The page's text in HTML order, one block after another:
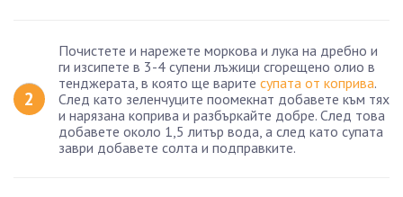
Почистете и нарежете моркова и лука на дребно и
ги изсипете в 3-4 супени лъжици сгорещено олио в
тенджерата, в която ще варите супата от коприва.
След като зеленчуците поомекнат добавете към тях
и нарязана коприва и разбъркайте добре. След това
добавете около 1,5 литър вода, а след като супата
заври добавете солта и подправките.